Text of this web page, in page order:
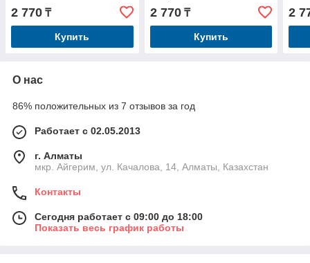
2 770 ₸
Купить
2 770₸
Купить
2
О нас
86% положительных из 7 отзывов за год
Работает с 02.05.2013
г. Алматы
мкр. Айгерим, ул. Качалова, 14, Алматы, Казахстан
Контакты
Сегодня работает с 09:00 до 18:00
Показать весь график работы